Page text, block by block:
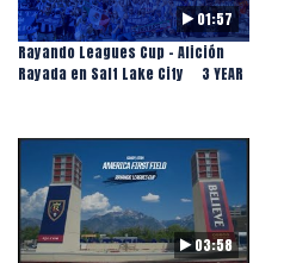
01:57
Rayando Leagues Cup - Afición
Rayada en Salt Lake City
3 YEAR
03:58